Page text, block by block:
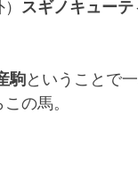
スギノキューテ
駒ということで
の馬。